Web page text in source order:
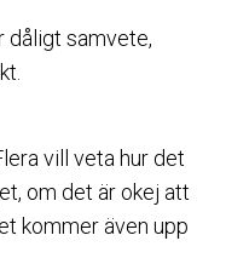
dåligt samvete,
vill veta hur det
om det är okej att
kommer även upp